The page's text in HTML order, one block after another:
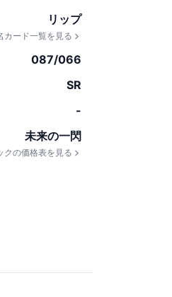
リップ
カード一覧を見る
087/066
SR
-
未来の一閃
クの価格表を見る